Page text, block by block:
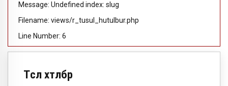
Message: Undefined index: slug
Filename: views/r_tusul_hutulbur.php
Line Number: 6
Төсөл хөтөлбөр